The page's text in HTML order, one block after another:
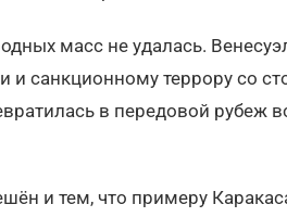
масс не удалась.
и санкционному террору со
в передовой рубеж
и тем, что примеру